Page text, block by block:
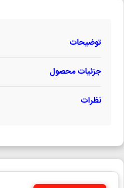
توضیحات
جزئیات محصول
نظرات